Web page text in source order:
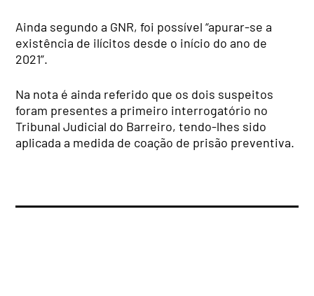
Ainda segundo a GNR, foi possível “apurar-se a
existência de ilícitos desde o início do ano de
2021”.
Na nota é ainda referido que os dois suspeitos
foram presentes a primeiro interrogatório no
Tribunal Judicial do Barreiro, tendo-lhes sido
aplicada a medida de coação de prisão preventiva.